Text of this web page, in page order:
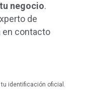
negocio.
de
en contacto
identificación oficial.